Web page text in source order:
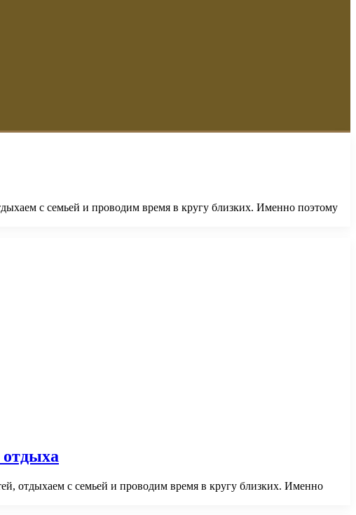
с семьей и проводим время в кругу близких. Именно поэтому
отдыха
отдыхаем с семьей и проводим время в кругу близких. Именно